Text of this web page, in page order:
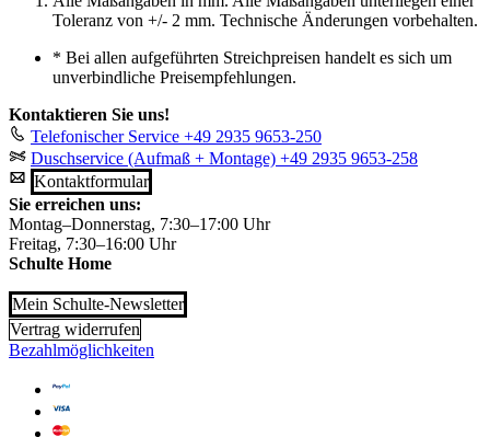
Toleranz von +/- 2 mm. Technische Änderungen vorbehalten.
* Bei allen aufgeführten Streichpreisen handelt es sich um
unverbindliche Preisempfehlungen.
Kontaktieren Sie uns!
Telefonischer Service +49 2935 9653-250
Duschservice (Aufmaß + Montage) +49 2935 9653-258
Kontaktformular
Sie erreichen uns:
Montag–Donnerstag, 7:30–17:00 Uhr
Freitag, 7:30–16:00 Uhr
Schulte Home
Mein Schulte-Newsletter
Vertrag widerrufen
Bezahlmöglichkeiten